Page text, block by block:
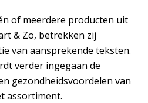
of meerdere producten uit
& Zo, betrekken zij
van aansprekende teksten.
verder ingegaan de
gezondheidsvoordelen van
assortiment.